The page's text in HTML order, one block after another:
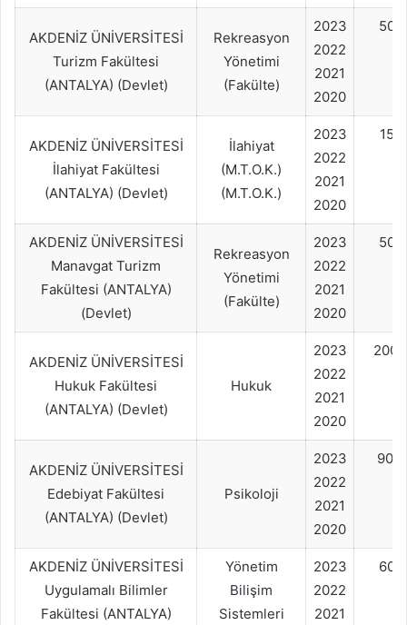
AKDENİZ ÜNİVERSİTESİ
Turizm Fakültesi
(ANTALYA) (Devlet)
Rekreasyon
Yönetimi
(Fakülte)
2023
2022
2021
2020
AKDENİZ ÜNİVERSİTESİ
İlahiyat Fakültesi
(ANTALYA) (Devlet)
İlahiyat
(M.T.O.K.)
(M.T.O.K.)
2023
2022
2021
2020
AKDENİZ ÜNİVERSİTESİ
Manavgat Turizm
Fakültesi (ANTALYA)
(Devlet)
Rekreasyon
Yönetimi
(Fakülte)
2023
2022
2021
2020
AKDENİZ ÜNİVERSİTESİ
Hukuk Fakültesi
(ANTALYA) (Devlet)
Hukuk
2023
2022
2021
2020
AKDENİZ ÜNİVERSİTESİ
Edebiyat Fakültesi
(ANTALYA) (Devlet)
Psikoloji
2023
2022
2021
2020
AKDENİZ ÜNİVERSİTESİ
Uygulamalı Bilimler
Fakültesi (ANTALYA)
Yönetim
Bilişim
Sistemleri
2023
2022
2021